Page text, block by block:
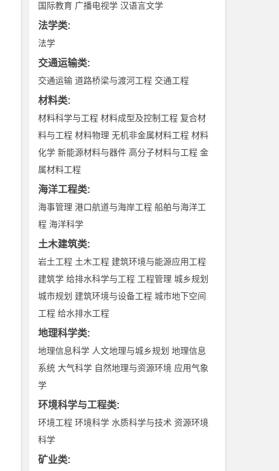
国际教育 广播电视学 汉语言文学
法学类:
法学
交通运输类:
交通运输 道路桥梁与渡河工程 交通工程
材料类:
材料科学与工程 材料成型及控制工程 复合材
料与工程 材料物理 无机非金属材料工程 材料
化学 新能源材料与器件 高分子材料与工程 金
属材料工程
海洋工程类:
海事管理 港口航道与海岸工程 船舶与海洋工
程 海洋科学
土木建筑类:
岩土工程 土木工程 建筑环境与能源应用工程
建筑学 给排水科学与工程 工程管理 城乡规划
城市规划 建筑环境与设备工程 城市地下空间
工程 给水排水工程
地理科学类:
地理信息科学 人文地理与城乡规划 地理信息
系统 大气科学 自然地理与资源环境 应用气象
学
环境科学与工程类:
环境工程 环境科学 水质科学与技术 资源环境
科学
矿业类: